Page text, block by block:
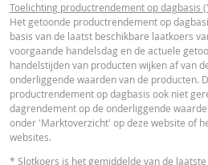
Hefboom
Waarde belegging
(EUR)
Turbo (EUR)
Disclaimer
Financial Information
Cost Report
Toelichting productrendement op dagbasis
Het getoonde productrendement op
basis van de laatst beschikbare laatkoers
voorgaande handelsdag en de actuele
handelstijden van producten wijken af van
onderliggende waarden van de producten.
productrendement op dagbasis ook niet
dagrendement op de onderliggende
onder 'Marktoverzicht' op deze website of
websites.
* Slotkoers is het gemiddelde van de